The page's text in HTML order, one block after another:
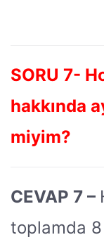
SORU 7-
hakkında
miyim?
CEVAP 7 –
toplamda